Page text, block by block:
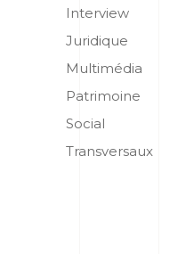
Interview
Juridique
Multimédia
Patrimoine
Social
Transversaux